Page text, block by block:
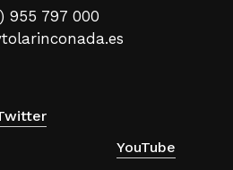
955 797 000
YouTube